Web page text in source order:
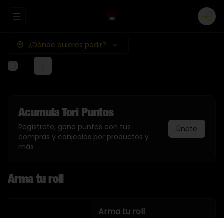
Abrir menu de navegación Login
¿Dónde quieres pedir?
AcumulaTori Puntos
Regístrate, gana puntos con tus
compras y canjealos por productos y
más
Únete
Arma tu roll
Arma tu roll